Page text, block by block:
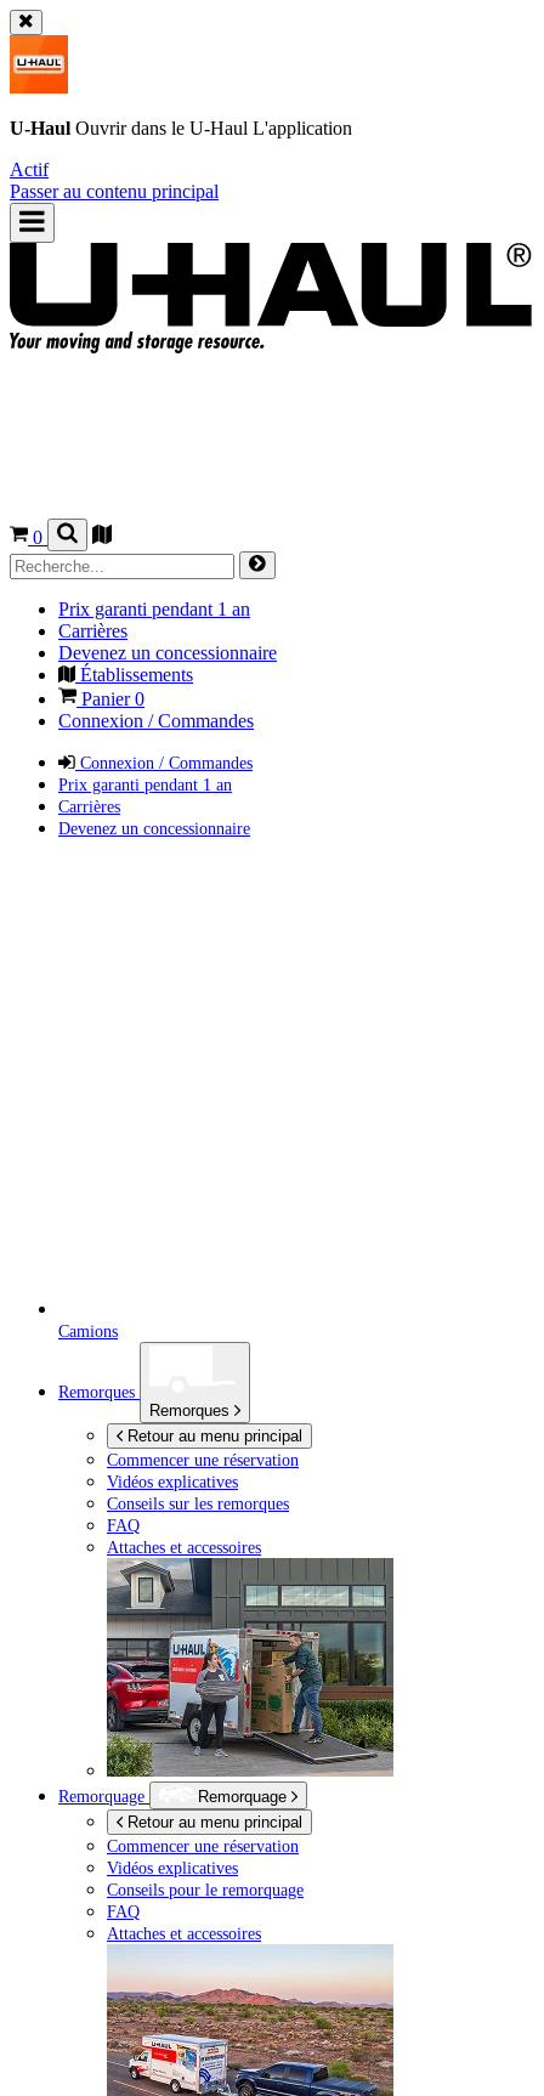
U-Haul Ouvrir dans le U-Haul L'application
Actif
Passer au contenu principal
0
Prix garanti pendant 1 an
Carrières
Devenez un concessionnaire
Établissements
Panier0
Connexion / Commandes
Connexion / Commandes
Prix garanti pendant 1 an
Carrières
Devenez un concessionnaire
Camions
Remorques
Remorques
Retour au menu principal
Commencer une réservation
Vidéos explicatives
Conseils sur les remorques
FAQ
Attaches et accessoires
Remorquage
Remorquage
Retour au menu principal
Commencer une réservation
Vidéos explicatives
Conseils pour le remorquage
FAQ
Attaches et accessoires